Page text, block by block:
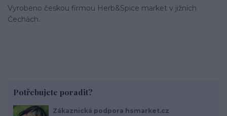
Vyrobeno českou firmou Herb&Spice market v jižních
Čechách.
Potřebujete poradit?
Zákaznická podpora hsmarket.cz